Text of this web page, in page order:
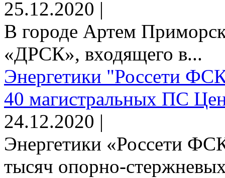
25.12.2020 |
В городе Артем
«ДРСК», входящего в...
Энергетики "Россети
40 магистральных ПС
24.12.2020 |
Энергетики «Россети
тысяч опорно-